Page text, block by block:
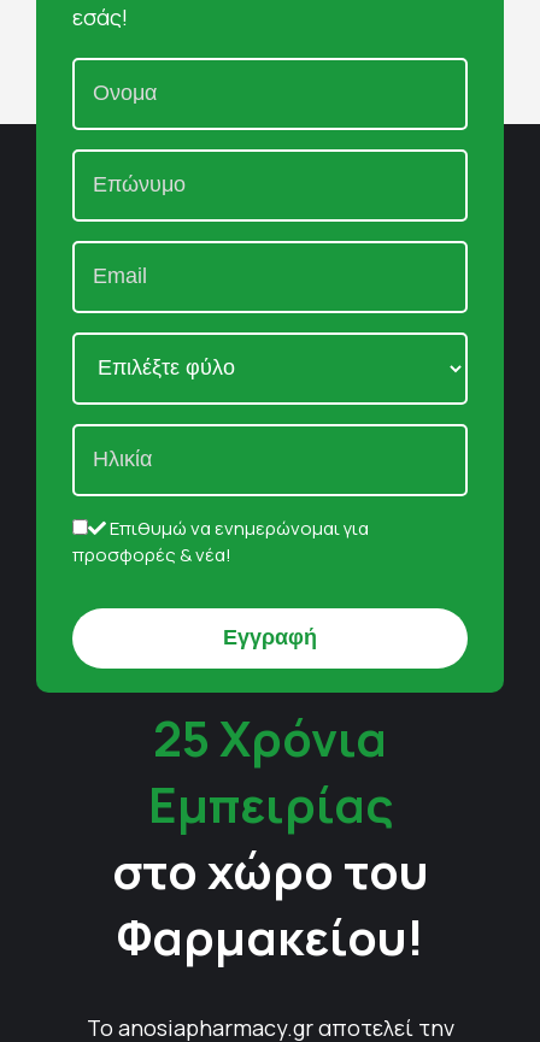
εσάς!
Επιθυμώ να ενημερώνομαι για
προσφορές & νέα!
25 Χρόνια
Εμπειρίας
στο χώρο του
Φαρμακείου!
Το anosiapharmacy.gr αποτελεί την